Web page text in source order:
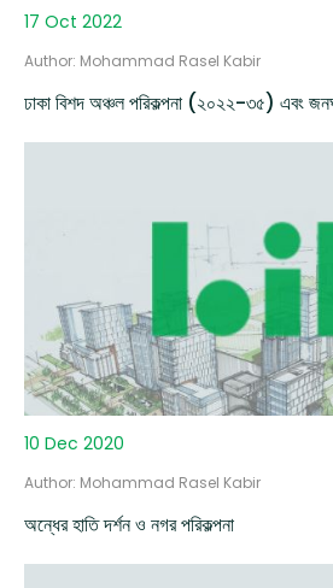
17 Oct 2022
Author: Mohammad Rasel Kabir
ঢাকা বিশদ অঞ্চল পরিকল্পনা (২০২২-৩৫) এবং
10 Dec 2020
Author: Mohammad Rasel Kabir
অন্ধের হাতি দর্শন ও নগর পরিকল্পনা